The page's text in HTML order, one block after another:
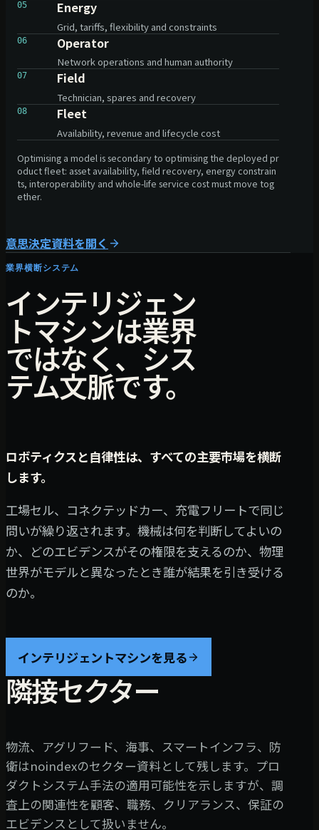
05 Energy
Grid, tariffs, flexibility and constraints
06 Operator
Network operations and human authority
07 Field
Technician, spares and recovery
08 Fleet
Availability, revenue and lifecycle cost
Optimising a model is secondary to optimising the deployed pr
oduct fleet: asset availability, field recovery, energy constrain
ts, interoperability and whole-life service cost must move tog
ether.
意思決定資料を開く
業界横断システム
インテリジェン
トマシンは業界
ではなく、シス
テム文脈です。
ロボティクスと自律性は、すべての主要市場を横断
します。
工場セル、コネクテッドカー、充電フリートで同じ
問いが繰り返されます。機械は何を判断してよいの
か、どのエビデンスがその権限を支えるのか、物理
世界がモデルと異なったとき誰が結果を引き受ける
のか。
インテリジェントマシンを見る
隣接セクター
物流、アグリフード、海事、スマートインフラ、防
衛はnoindexのセクター資料として残します。プロ
ダクトシステム手法の適用可能性を示しますが、調
査上の関連性を顧客、職務、クリアランス、保証の
エビデンスとして扱いません。